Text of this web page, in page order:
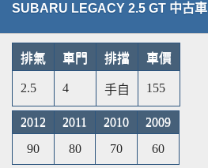
SUBARU LEGACY 2.5 GT 中古車
排氣 車門 排擋 車價
2.5 4 手自 155
2012 2011 2010
2009
90
80 70 60